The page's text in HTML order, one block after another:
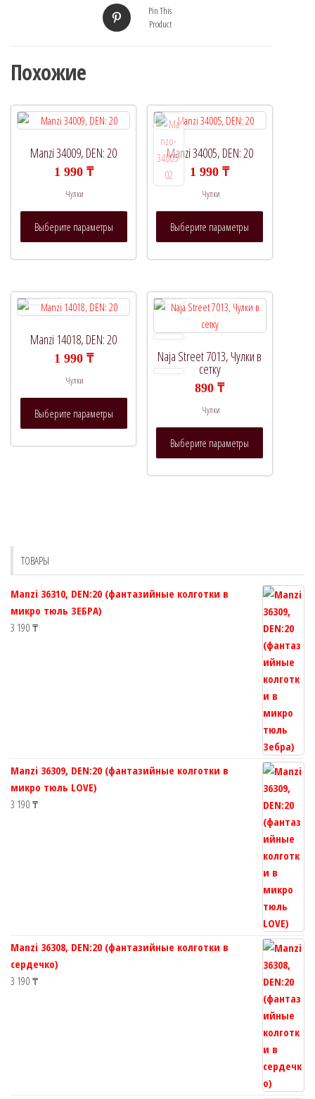
Pin This
Product
Похожие
Manzi 34009, DEN: 20
1 990 ₸
Чулки
Выберите параметры
Этот
Опции
можно
выбрать
Manzi 34005, DEN: 20
1 990₸
Чулки
Выберите параметры
Опции
выбрать
Manzi 14018, DEN: 20
1 990 ₸
Чулки
Выберите параметры
Этот
Naja Street 7013, Чулки в
сетку
890₸
Чулки
Выберите параметры
странице
товара.
ТОВАРЫ
Manzi 36310, DEN:20 (фантазийные колготки в
микро тюль ЗЕБРА)
3 190 ₸
Manzi 36309, DEN:20 (фантазийные колготки в
микро тюль LOVE)
3 190 ₸
Manzi 36308, DEN:20 (фантазийные колготки в
сердечко)
3 190 ₸